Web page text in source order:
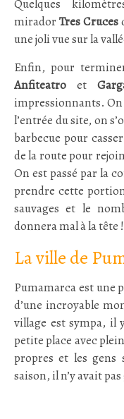
Quelques
miradorTres Cruces
une joli vue sur la
Enfin, pour
Anfiteatro et
impressionnants. On
l’entrée du site, on
barbecue pour
de la route pour
On est passé par la
prendre cette
sauvages et le
donnera mal à la tête !
La ville de
Pumamarca est une
d’une incroyable
village est sympa, il
petite place avec
propres et les gens
saison, il n’y avait